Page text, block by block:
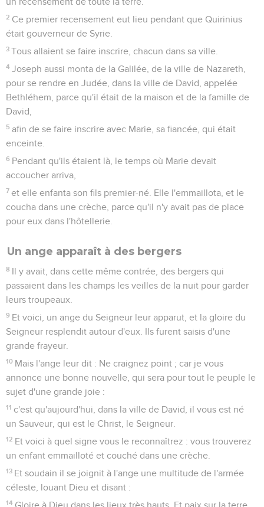
2 Ce premier recensement eut lieu pendant que Quirinius
était gouverneur de Syrie.
3 Tous allaient se faire inscrire, chacun dans sa ville.
4 Joseph aussi monta de la Galilée, de la ville de Nazareth,
pour se rendre en Judée, dans la ville de David, appelée
Bethléhem, parce qu'il était de la maison et de la famille de
David,
5 afin de se faire inscrire avec Marie, sa fiancée, qui était
enceinte.
6 Pendant qu'ils étaient là, le temps où Marie devait
accoucher arriva,
7 et elle enfanta son fils premier-né. Elle l'emmaillota, et le
coucha dans une crèche, parce qu'il n'y avait pas de place
pour eux dans l'hôtellerie.
Un ange apparaît à des bergers
8 Il y avait, dans cette même contrée, des bergers qui
passaient dans les champs les veilles de la nuit pour garder
leurs troupeaux.
9 Et voici, un ange du Seigneur leur apparut, et la gloire du
Seigneur resplendit autour d'eux. Ils furent saisis d'une
grande frayeur.
10 Mais l'ange leur dit : Ne craignez point ; car je vous
annonce une bonne nouvelle, qui sera pour tout le peuple le
sujet d'une grande joie :
11 c'est qu'aujourd'hui, dans la ville de David, il vous est né
un Sauveur, qui est le Christ, le Seigneur.
12 Et voici à quel signe vous le reconnaîtrez : vous trouverez
un enfant emmailloté et couché dans une crèche.
13 Et soudain il se joignit à l'ange une multitude de l'armée
céleste, louant Dieu et disant :
14 Gloire à Dieu dans les lieux très hauts, Et paix sur la terre